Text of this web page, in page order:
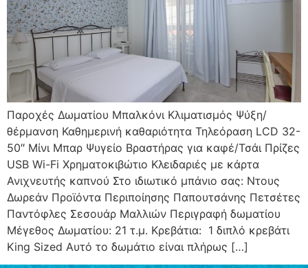
Παροχές Δωματίου Μπαλκόνι Κλιματισμός Ψύξη/
θέρμανση Καθημερινή καθαριότητα Τηλεόραση LCD 32-
50″ Μίνι Μπαρ Ψυγείο Βραστήρας για καφέ/Τσάι Πρίζες
USB Wi-Fi Χρηματοκιβώτιο Κλειδαριές με κάρτα
Ανιχνευτής καπνού Στο ιδιωτικό μπάνιο σας: Ντους
Δωρεάν Προϊόντα Περιποίησης Παπουτσάνης Πετσέτες
Παντόφλες Σεσουάρ Μαλλιών Περιγραφή δωματίου
Μέγεθος Δωματίου: 21 τ.μ. Κρεβάτια: 1 διπλό κρεβάτι
King Sized Αυτό το δωμάτιο είναι πλήρως […]